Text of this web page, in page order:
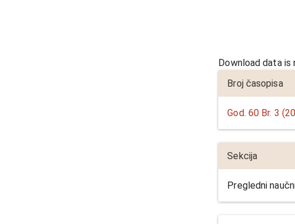
Download data is
Detalji
članka
Broj časopisa
God. 60 Br. 3
Sekcija
Pregledni